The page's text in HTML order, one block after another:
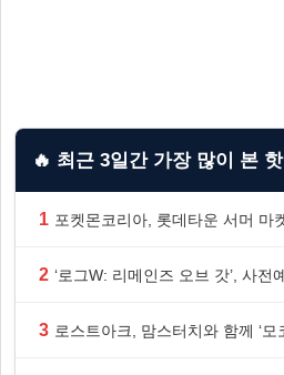
🔥 최근 3일간 가장 많이 본
1
2 ‘로그W: 리메인즈 오브 갓’, 사전
3